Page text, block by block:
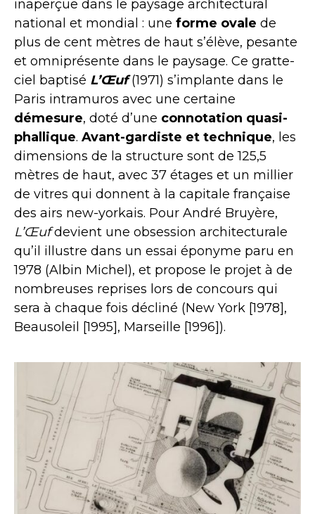
inaperçue dans le paysage architectural
national et mondial : une forme ovale de
plus de cent mètres de haut s’élève, pesante
et omniprésente dans le paysage. Ce gratte-
ciel baptisé L’Œuf(1971) s’implante dans le
Paris intramuros avec une certaine
démesure, doté d’une connotation quasi-
phallique. Avant-gardiste et technique, les
dimensions de la structure sont de 125,5
mètres de haut, avec 37 étages et un millier
de vitres qui donnent à la capitale française
des airs new-yorkais. Pour André Bruyère,
L’Œufdevient une obsession architecturale
qu’il illustre dans un essai éponyme paru en
1978 (Albin Michel), et propose le projet à de
nombreuses reprises lors de concours qui
sera à chaque fois décliné (New York [1978],
Beausoleil [1995], Marseille [1996]).